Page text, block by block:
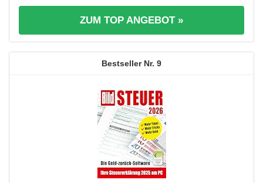
ZUM TOP ANGEBOT »
9